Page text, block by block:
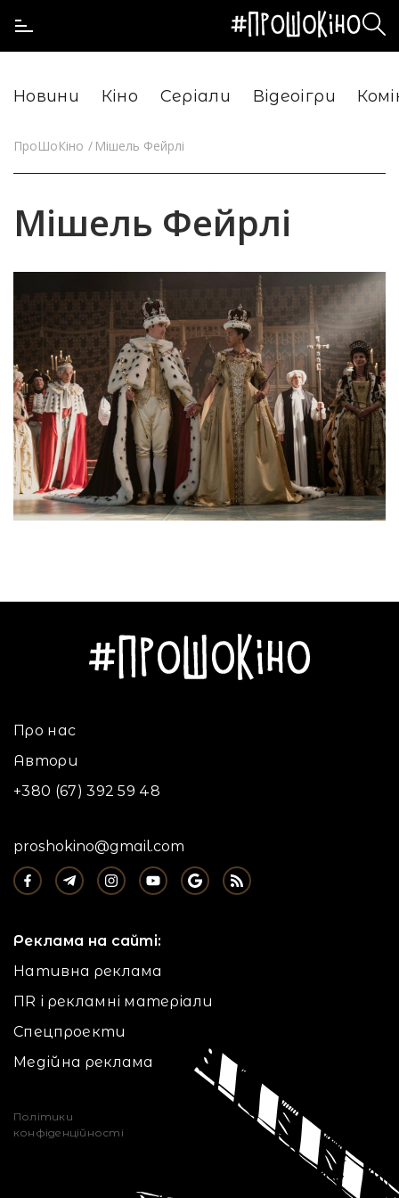
Новини Кіно Серіали Відеоігри
ПроШоКіно Мішель Фейрлі
Мішель Фейрлі
Про нас
Автори
+380 (67) 392 59 48
proshokino@gmail.com
Реклама на сайті:
Нативна реклама
ПR і рекламні матеріали
Спецпроекти
Медійна реклама
Політики
конфіденційності